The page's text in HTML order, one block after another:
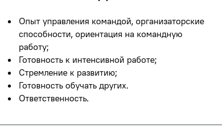
Опыт управления командой, организаторские
способности, ориентация на командную
работу;
Готовность к интенсивной работе;
Стремление к развитию;
Готовность обучать других.
Ответственность.